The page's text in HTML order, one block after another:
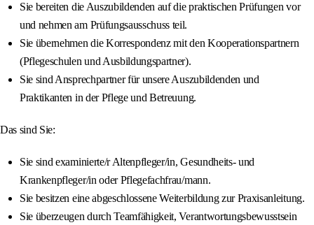
Sie bereiten die Auszubildenden auf die praktischen Prüfungen vor
und nehmen am Prüfungsausschuss teil.
Sie übernehmen die Korrespondenz mit den Kooperationspartnern
(Pflegeschulen und Ausbildungspartner).
Sie sind Ansprechpartner für unsere Auszubildenden und
Praktikanten in der Pflege und Betreuung.
Das sind Sie:
Sie sind examinierte/r Altenpfleger/in, Gesundheits- und
Krankenpfleger/in oder Pflegefachfrau/mann.
Sie besitzen eine abgeschlossene Weiterbildung zur Praxisanleitung.
Sie überzeugen durch Teamfähigkeit, Verantwortungsbewusstsein